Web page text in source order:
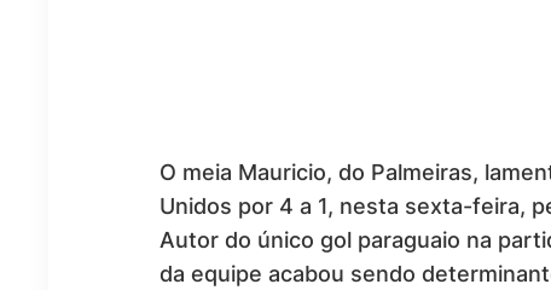
O meia Mauricio, do Palmeiras,
Unidos por 4 a 1, nesta sexta-feira,
Autor do único gol paraguaio na
da equipe acabou sendo